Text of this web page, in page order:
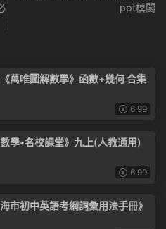
ppt模闆
萬唯圖解數學》函數+幾何 合集
6.99
學•名校課堂》九上(人教通用)
6.99
市初中英語考綱詞彙用法手冊》